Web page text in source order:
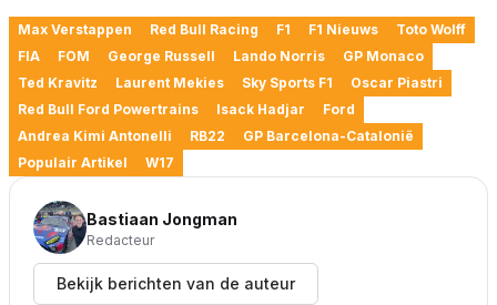
Max Verstappen Red Bull Racing F1 F1 Nieuws
Toto Wolff
FIA
FOM George Russell Lando Norris
GP Monaco
Ted Kravitz
Laurent Mekies Sky Sports F1
Oscar Piastri
Red Bull Ford Powertrains
Isack Hadjar
Ford
Andrea Kimi Antonelli
RB22
GP Barcelona-Catalonië
Populair Artikel
W17
Bastiaan Jongman
Redacteur
Bekijk berichten van de auteur